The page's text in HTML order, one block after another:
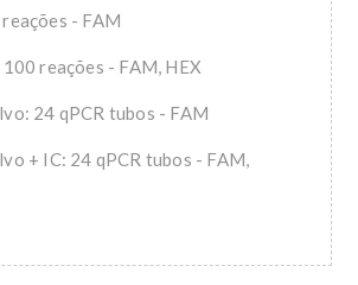
- FAM
reações - FAM, HEX
24 qPCR tubos - FAM
+ IC: 24 qPCR tubos - FAM,